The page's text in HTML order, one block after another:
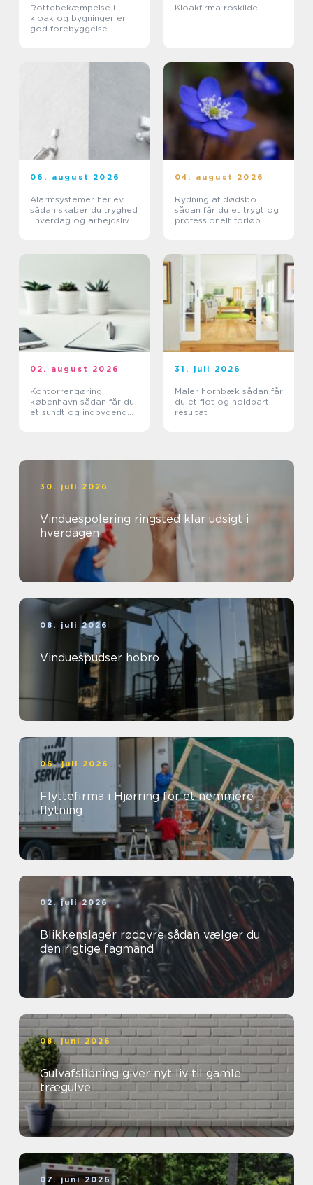
Rottebekæmpelse i
kloak og bygninger er
god forebyggelse
Kloakfirma roskilde
06. august 2026
Alarmsystemer herlev
sådan skaber du tryghed
i hverdag og arbejdsliv
04. august 2026
Rydning af dødsbo
sådan får du et trygt og
professionelt forløb
02. august 2026
Kontorrengøring
københavn sådan får du
et sundt og indbydende
31. juli 2026
Maler hornbæk sådan får
du et flot og holdbart
resultat
30. juli 2026
Vinduespolering ringsted klar udsigt i
hverdagen
08. juli 2026
Vinduespudser hobro
06. juli 2026
Flyttefirma i Hjørring for et nemmere
flytning
02. juli 2026
Blikkenslager rødovre sådan vælger du
den rigtige fagmand
08. juni 2026
Gulvafslibning giver nyt liv til gamle
trægulve
07. juni 2026